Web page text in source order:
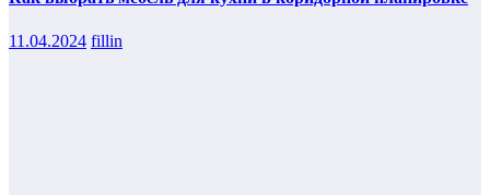
11.04.2024 fillin